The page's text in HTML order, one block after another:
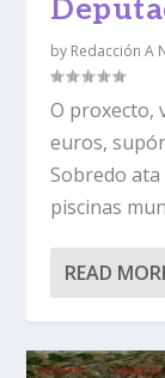
by Redacción A
O proxecto,
euros,
Sobredo ata
piscinas
READ